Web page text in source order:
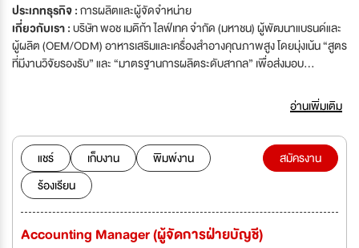
ประเภทธุรกิจ :การผลิตและผู้จัดจำหน่าย
เกี่ยวกับเรา :บริษัท พอช เมดิก้า ไลฟ์เทค จำกัด (มหาชน) ผู้พัฒนาแบรนด์และ
ผู้ผลิต (OEM/ODM) อาหารเสริมและเครื่องสำอางคุณภาพสูง โดยมุ่งเน้น “สูตร
ที่มีงานวิจัยรองรับ” และ “มาตรฐานการผลิตระดับสากล” เพื่อส่งมอบ
เนินธุรกิจหลัก 2 ส่วนสำคัญ คือ 1) เจ้าของแบรนด์อาหารเสริมและเครื่องสำอาง
2) โรงงานรับจ้างผลิต (OEM/ODM) อาหารเสริมและเครื่องสำอาง ให้บริการ
ครบวงจรตั้งแต่พัฒนาสูตร ผลิต บรรจุ ไปจนถึงควบคุมคุณภาพ โรงงานได้รับ
การรับรองมาตรฐานสำคัญ เช่น ISO 22716:2007, GMP, HACCP, ISO
9001:2015, ISO 14001:2015
อ่านเพิ่มเติม
แชร์ เก็บงาน
พิมพ์งาน
ร้องเรียน
สมัครงาน
Accounting Manager (ผู้จัดการฝ่ายบัญชี)